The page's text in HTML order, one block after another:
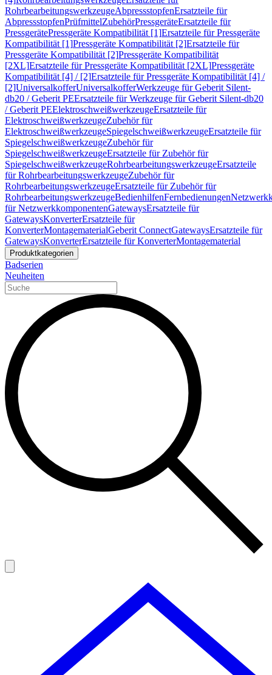
RohrbearbeitungswerkzeugeAbpressstopfenErsatzteile für
AbpressstopfenPrüfmittelZubehörPressgeräteErsatzteile für
PressgerätePressgeräte Kompatibilität [1]Ersatzteile für Pressgeräte
Kompatibilität [1]Pressgeräte Kompatibilität [2]Ersatzteile für
Pressgeräte Kompatibilität [2]Pressgeräte Kompatibilität
[2XL]Ersatzteile für Pressgeräte Kompatibilität [2XL]Pressgeräte
Kompatibilität [4] / [2]Ersatzteile für Pressgeräte Kompatibilität [4] /
[2]UniversalkofferUniversalkofferWerkzeuge für Geberit Silent-
db20 / Geberit PEErsatzteile für Werkzeuge für Geberit Silent-db20
/ Geberit PEElektroschweißwerkzeugeErsatzteile für
ElektroschweißwerkzeugeZubehör für
ElektroschweißwerkzeugeSpiegelschweißwerkzeugeErsatzteile für
SpiegelschweißwerkzeugeZubehör für
SpiegelschweißwerkzeugeErsatzteile für Zubehör für
SpiegelschweißwerkzeugeRohrbearbeitungswerkzeugeErsatzteile
für RohrbearbeitungswerkzeugeZubehör für
RohrbearbeitungswerkzeugeErsatzteile für Zubehör für
RohrbearbeitungswerkzeugeBedienhilfenFernbedienungen
für NetzwerkkomponentenGatewaysErsatzteile für
GatewaysKonverterErsatzteile für
KonverterMontagematerialGeberit ConnectGatewaysErsatzteile für
GatewaysKonverterErsatzteile für KonverterMontagematerial
Produktkategorien
Badserien
Neuheiten